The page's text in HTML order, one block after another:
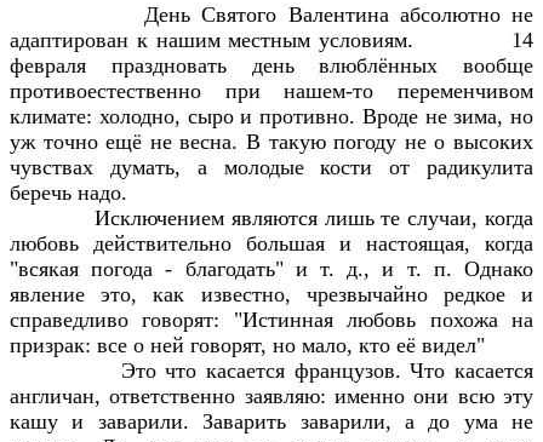
День Святого Валентина абсолютно не
адаптирован к нашим местным условиям.
14
февраля праздновать день влюблённых вообще
противоестественно при нашем-то переменчивом
климате: холодно, сыро и противно. Вроде не зима, но
уж точно ещё не весна. В такую погоду не о высоких
чувствах думать, а молодые кости от радикулита
беречь надо.
Исключением являются лишь те случаи, когда
любовь действительно большая и настоящая, когда
"всякая погода - благодать" и т. д., и т. п. Однако
явление это, как известно, чрезвычайно редкое и
справедливо говорят: "Истинная любовь похожа на
призрак: все о ней говорят, но мало, кто её видел"
Это что касается французов. Что касается
англичан, ответственно заявляю: именно они всю эту
кашу и заварили. Заварить заварили, а до ума не